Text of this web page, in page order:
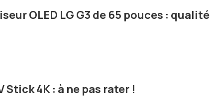
OLED LG G3 de 65 pouces : qualité
Stick 4K : à ne pas rater !